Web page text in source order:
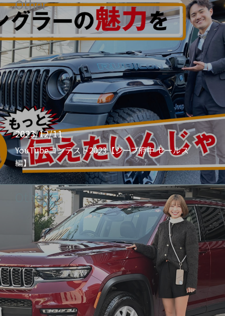
Other
2023/12/11
YouTubeコンテスト2023【ジープ府中 セールス
編】
Other